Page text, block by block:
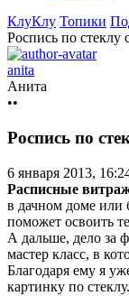
КлуКлу Топики
Роспись по стеклу
anita
Анита
••
Роспись по
6 января 2013,
Расписные
в дачном доме или
поможет освоить
А дальше, дело за
мастер класс, в
Благодаря ему я
картинку по стеклу.